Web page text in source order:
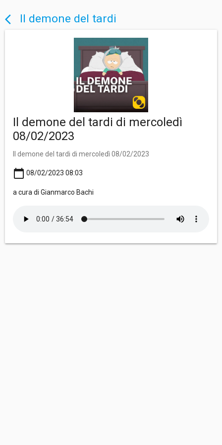
arrow_back_ios Il demone del tardi
Il demone del tardi di mercoledì
08/02/2023
Il demone del tardi di mercoledì 08/02/2023
calendar_today 08/02/2023 08:03
a cura di Gianmarco Bachi